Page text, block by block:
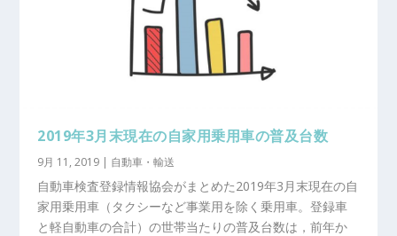
2019年3月末現在の自家用乗用車の普及台数
9月 11, 2019 | 自動車・輸送
自動車検査登録情報協会がまとめた2019年3月末現在の自
家用乗用車（タクシーなど事業用を除く乗用車。登録車
と軽自動車の合計）の世帯当たりの普及台数は，前年か